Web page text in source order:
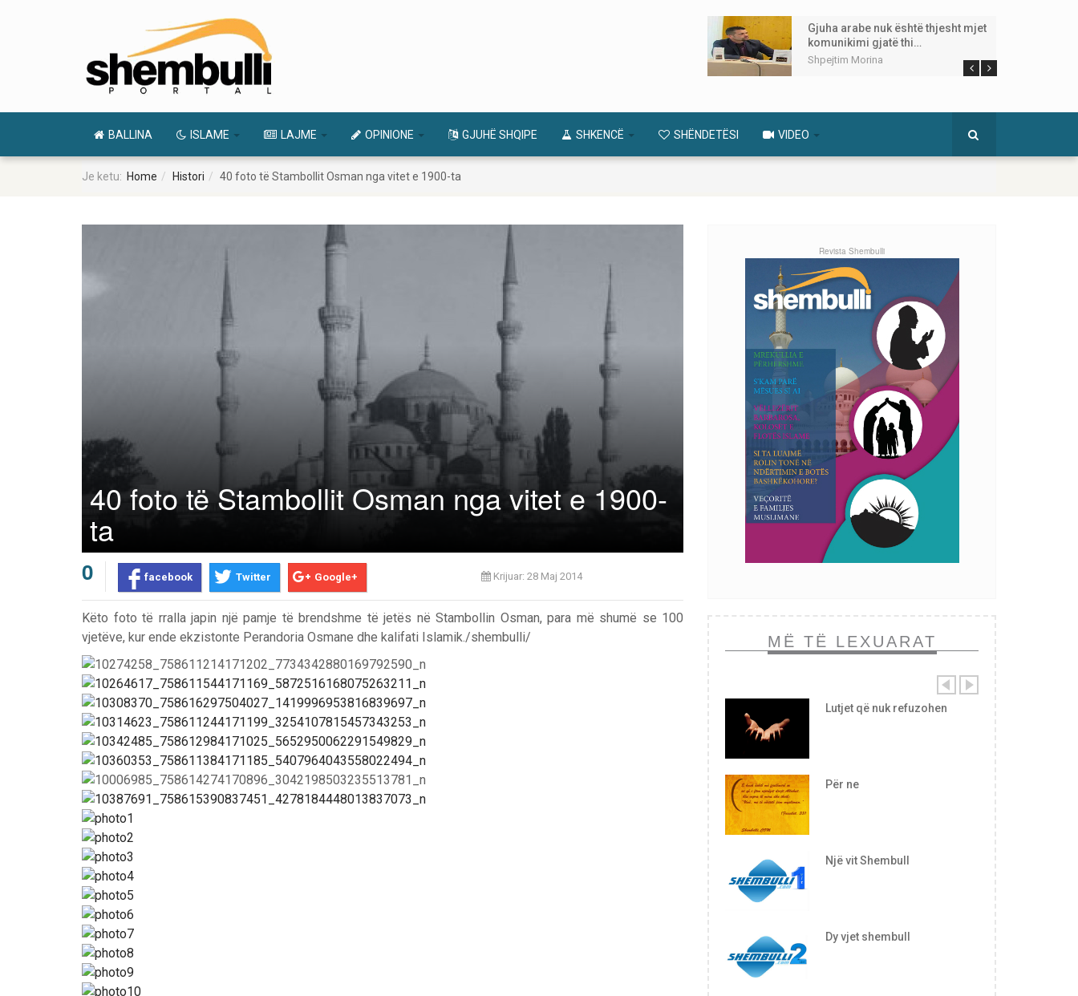
Gjuha arabe nuk është thjesht mjet
komunikimi gjatë thi…
Shpejtim Morina
BALLINA ISLAME LAJME OPINIONE GJUHË SHQIPE SHKENCË SHËNDETËSI VIDEO
Je ketu: Home Histori 40 foto të Stambollit Osman nga vitet e 1900-ta
40 foto të Stambollit Osman nga vitet e 1900-
ta
0 facebook Twitter Google+ Krijuar: 28 Maj 2014
Këto foto të rralla japin një pamje të brendshme të jetës në Stambollin Osman, para më shumë se 100
vjetëve, kur ende ekzistonte Perandoria Osmane dhe kalifati Islamik./shembulli/
Revista Shembulli
MË TË LEXUARAT
PrevNext
Lutjet që nuk refuzohen
Për ne
Një vit Shembull
Dy vjet shembull